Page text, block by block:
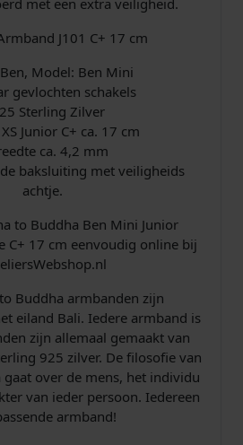
J101 C+ 17 cm
Model: Ben Mini
gevlochten schakels
Sterling Zilver
Junior C+ ca. 17 cm
ca. 4,2 mm
baksluiting met veiligheids
achtje.
to Buddha Ben Mini Junior
C+ 17 cm eenvoudig online bij
Buddha armbanden zijn
eiland Bali. Iedere armband is
zijn allemaal gemaakt van
925 zilver. De filosofie van
over de mens, het individu
van ieder persoon. Iedereen
armband!